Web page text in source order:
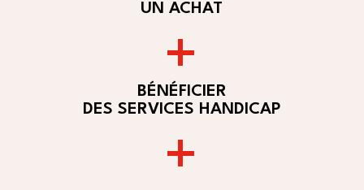
UN ACHAT
+
BÉNÉFICIER
DES SERVICES HANDICAP
+